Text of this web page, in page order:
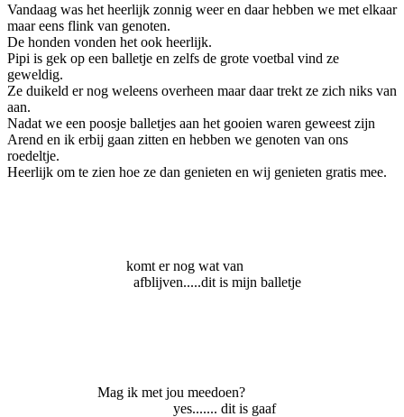
Vandaag was het heerlijk zonnig weer en daar hebben we met elkaar
maar eens flink van genoten.
De honden vonden het ook heerlijk.
Pipi is gek op een balletje en zelfs de grote voetbal vind ze
geweldig.
Ze duikeld er nog weleens overheen maar daar trekt ze zich niks van
aan.
Nadat we een poosje balletjes aan het gooien waren geweest zijn
Arend en ik erbij gaan zitten en hebben we genoten van ons
roedeltje.
Heerlijk om te zien hoe ze dan genieten en wij genieten gratis mee.
komt er nog wat van
afblijven.....dit is mijn balletje
Mag ik met jou meedoen?
yes....... dit is gaaf